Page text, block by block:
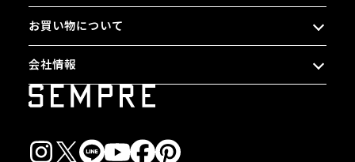
お買い物について
会社情報